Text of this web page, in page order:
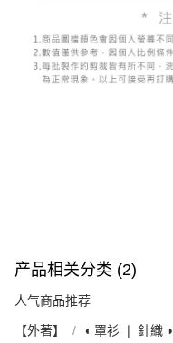
产品相关分类 (2)
人气商品推荐
【外著】 ◖ 罩衫 ❘ 針織 ◗